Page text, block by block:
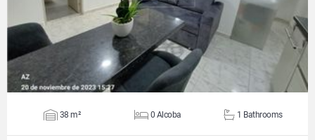
38 m² 0 Alcoba 1 Bathrooms